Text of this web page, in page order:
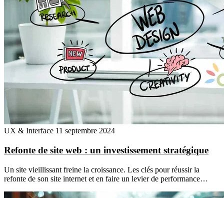
UX & Interface 11 septembre 2024
Refonte de site web : un investissement stratégique
Un site vieillissant freine la croissance. Les clés pour réussir la
refonte de son site internet et en faire un levier de performance…